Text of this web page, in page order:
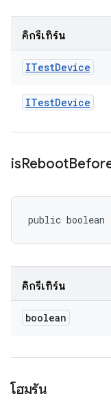
คิกรีเทิร์น
ITestDevice
ITestDevice
isReboot
public boolean
คิกรีเทิร์น
boolean
โฮมรัน